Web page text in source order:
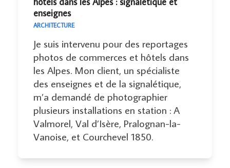
enseignes
ARCHITECTURE
Je suis intervenu pour des reportages
photos de commerces et hôtels dans
les Alpes. Mon client, un spécialiste
des enseignes et de la signalétique,
m’a demandé de photographier
plusieurs installations en station : A
Valmorel, Val d’Isère, Pralognan-la-
Vanoise, et Courchevel 1850.